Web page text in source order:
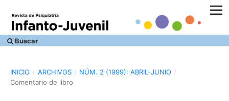
Buscar
INICIO / ARCHIVOS / NÚM. 2 (1999): ABRIL-JUNIO /
Comentario de libro